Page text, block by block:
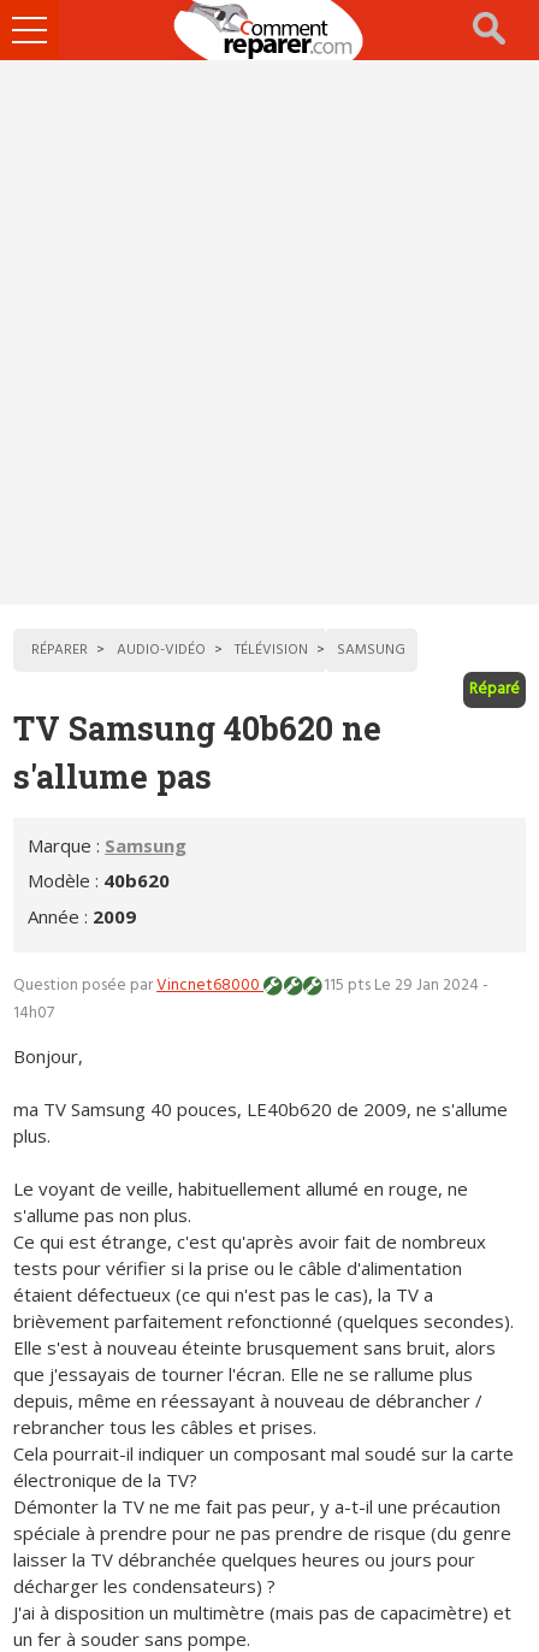
Ouvrir
le
RÉPARER AUDIO-VIDÉO TÉLÉVISION SAMSUNG
Réparé
TV Samsung 40b620 ne
s'allume pas
Marque : Samsung
Modèle : 40b620
Année : 2009
Question posée parVincnet68000 115 ptsLe 29 Jan 2024 -
14h07
Bonjour,
ma TV Samsung 40 pouces, LE40b620 de 2009, ne s'allume
plus.
Le voyant de veille, habituellement allumé en rouge, ne
s'allume pas non plus.
Ce qui est étrange, c'est qu'après avoir fait de nombreux
tests pour vérifier si la prise ou le câble d'alimentation
étaient défectueux (ce qui n'est pas le cas), la TV a
brièvement parfaitement refonctionné (quelques secondes).
Elle s'est à nouveau éteinte brusquement sans bruit, alors
que j'essayais de tourner l'écran. Elle ne se rallume plus
depuis, même en réessayant à nouveau de débrancher /
rebrancher tous les câbles et prises.
Cela pourrait-il indiquer un composant mal soudé sur la carte
électronique de la TV?
Démonter la TV ne me fait pas peur, y a-t-il une précaution
spéciale à prendre pour ne pas prendre de risque (du genre
laisser la TV débranchée quelques heures ou jours pour
décharger les condensateurs) ?
J'ai à disposition un multimètre (mais pas de capacimètre) et
un fer à souder sans pompe.